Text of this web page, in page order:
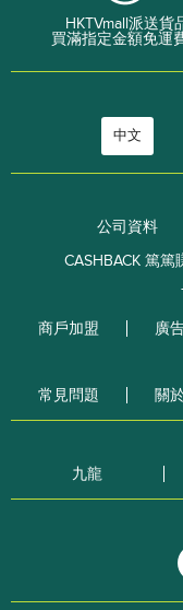
HKTVmall派送貨
買滿指定金額免運
中文
公司資料
CASHBACK 篤篤
商戶加盟
廣
常見問題 關
九龍